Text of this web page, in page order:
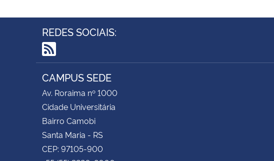
REDES SOCIAIS:
RSS
CAMPUS SEDE
Av. Roraima nº 1000
Cidade Universitária
Bairro Camobi
Santa Maria - RS
CEP: 97105-900